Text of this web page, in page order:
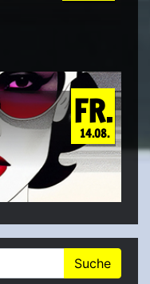
FR.
14.08.